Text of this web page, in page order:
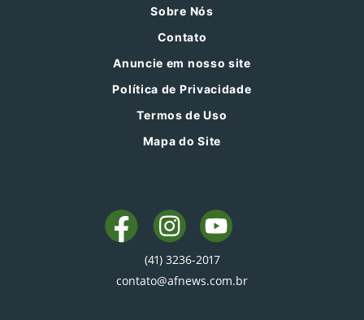
Sobre Nós
Contato
Anuncie em nosso site
Política de Privacidade
Termos de Uso
Mapa do Site
(41) 3236-2017
contato@afnews.com.br